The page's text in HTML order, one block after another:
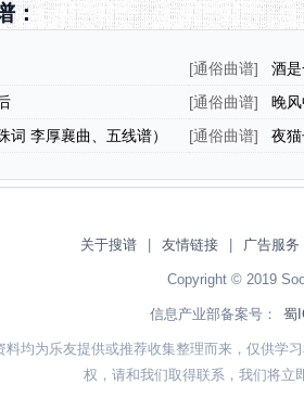
：
[通俗曲谱] 酒
[通俗曲谱] 晚
词 李厚襄曲、五线谱） [通俗曲谱] 夜
关于搜谱 友情链接 广告服务
Copyright © 2019
信息产业部备案号： 蜀
料均为乐友提供或推荐收集整理而来，仅供学
权，请和我们取得联系，我们将立